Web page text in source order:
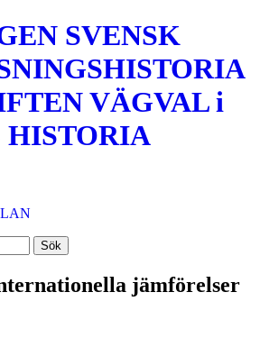
SVENSK
VÄGVAL i
HISTORIA
jämförelser